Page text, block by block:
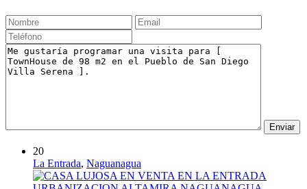
20
La Entrada, Naguanagua